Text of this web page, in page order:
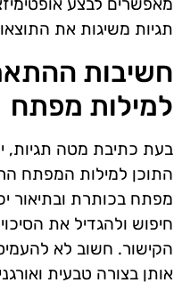
מאפשרים לבצע
תגיות משיגות את
חשיבות
למילות מפתח
בעת כתיבת מטה תגיות,
התוכן למילות המפתח
מפתח בכותרת ובתיאור
חיפוש ולהגדיל את
הקישור. חשוב לא
אותן בצורה טבעית